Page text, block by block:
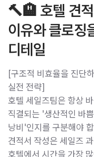
🔨🏨 호텔 견
이유와 클로징
디테일
[구조적 비효율을 진단
실전 전략]
호텔 세일즈팀은 항상
직결되는 '생산적인 바
낭비'인지를 구분해야
견적서 작성은 세일즈
호텔에서 시간을 가장